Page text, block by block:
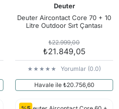
Deuter
Deuter Aircontact Core 70 + 10
Litre Outdoor Sırt Çantası
₺22.999,00
₺21.849,05
Yorumlar (0.0)
Havale ile ₺20.756,60